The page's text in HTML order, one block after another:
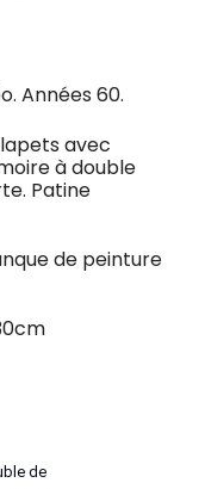
Années 60.
avec
à double
Patine
de peinture
de